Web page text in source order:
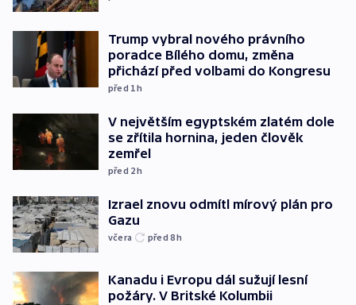
Trump vybral nového právního
poradce Bílého domu, změna
přichází před volbami do Kongresu
před 1h
V největším egyptském zlatém dole
se zřítila hornina, jeden člověk
zemřel
před 2h
Izrael znovu odmítl mírový plán pro
Gazu
včera před 8h
Kanadu i Evropu dál sužují lesní
požáry. V Britské Kolumbii